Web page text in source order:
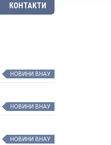
КОНТАКТИ
НОВИНИ ВНАУ
НОВИНИ ВНАУ
НОВИНИ ВНАУ